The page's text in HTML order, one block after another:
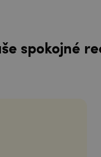
spokojné